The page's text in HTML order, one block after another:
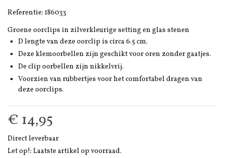
Referentie: 186033
Groene oorclips in zilverkleurige setting en glas stenen
D lengte van deze oorclip is circa 6.5 cm.
Deze klemoorbellen zijn geschikt voor oren zonder gaatjes.
De clip oorbellen zijn nikkelvrij.
Voorzien van rubbertjes voor het comfortabel dragen van
deze oorclips.
€ 14,95
Direct leverbaar
Let op!: Laatste artikel op voorraad.